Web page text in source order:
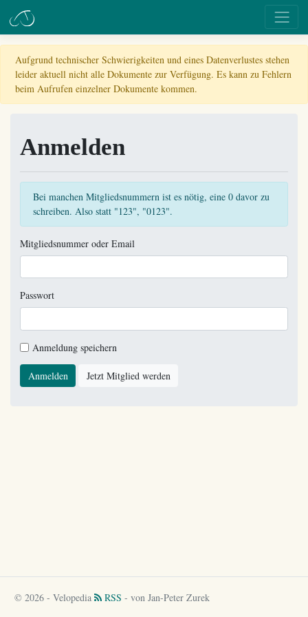
Aufgrund technischer Schwierigkeiten und eines Datenverlustes stehen
leider aktuell nicht alle Dokumente zur Verfügung. Es kann zu Fehlern
beim Aufrufen einzelner Dokumente kommen.
Anmelden
Bei manchen Mitgliedsnummern ist es nötig, eine 0 davor zu
schreiben. Also statt "123", "0123".
Mitgliedsnummer oder Email
Passwort
Anmeldung speichern
Anmelden Jetzt Mitglied werden
© 2026 - Velopedia RSS - von Jan-Peter Zurek